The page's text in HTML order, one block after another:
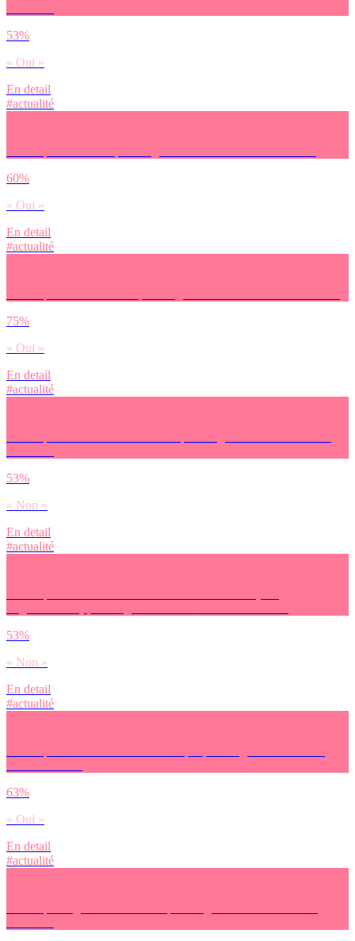
53%
« Oui »
En detail
#actualité
60%
« Oui »
En detail
#actualité
75%
« Oui »
En detail
#actualité
53%
« Non »
En detail
#actualité
53%
« Non »
En detail
#actualité
63%
« Oui »
En detail
#actualité